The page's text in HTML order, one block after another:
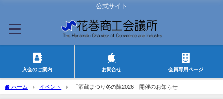
公式サイト
入会のご案内 お問合せ 会員専用ページ
ホーム イベント 「酒蔵まつり冬の陣2026」開催のお知らせ